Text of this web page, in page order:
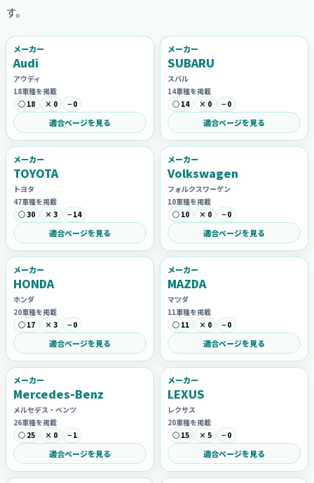
す。
メーカー
Audi
アウディ
18車種を掲載
○ 18
× 0 − 0
適合ページを見る
メーカー
SUBARU
スバル
14車種を掲載
○ 14
× 0 − 0
適合ページを見る
メーカー
TOYOTA
トヨタ
47車種を掲載
○ 30
× 3 − 14
適合ページを見る
メーカー
Volkswagen
フォルクスワーゲン
10車種を掲載
○ 10
× 0 − 0
適合ページを見る
メーカー
HONDA
ホンダ
20車種を掲載
○ 17
× 3 − 0
適合ページを見る
メーカー
MAZDA
マツダ
11車種を掲載
○ 11
× 0 − 0
適合ページを見る
メーカー
Mercedes-Benz
メルセデス・ベンツ
26車種を掲載
○ 25
× 0 − 1
適合ページを見る
メーカー
LEXUS
レクサス
20車種を掲載
○ 15
× 5 − 0
適合ページを見る